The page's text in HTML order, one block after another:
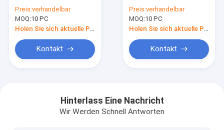
Preis:verhandelbar
MOQ:10 PC
Kontakt
Noten-Antivandale
Preis:verhandelbar
MOQ:10 PC
Kontakt
Hinterlass Eine Nachricht
Wir Werden Schnell Antworten